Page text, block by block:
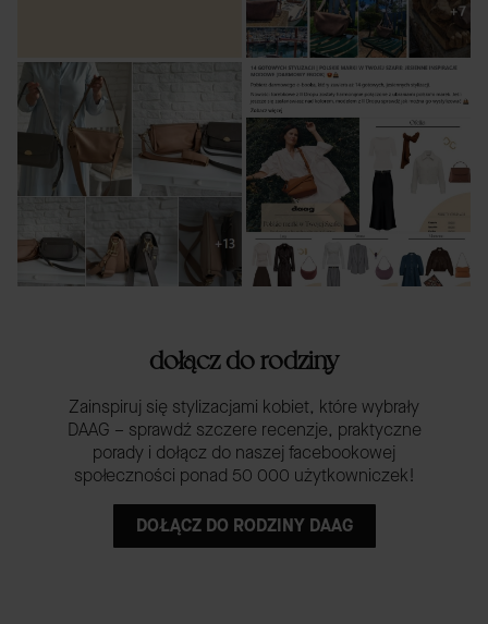
dołącz do rodziny
Zainspiruj się stylizacjami kobiet, które wybrały
DAAG – sprawdź szczere recenzje, praktyczne
porady i dołącz do naszej facebookowej
społeczności ponad 50 000 użytkowniczek!
DOŁĄCZ DO RODZINY DAAG